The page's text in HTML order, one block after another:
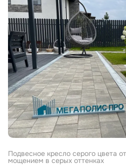
Подвесное кресло серого цвета
мощением в серых оттенках